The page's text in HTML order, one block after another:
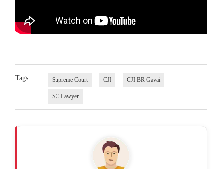
Tags Supreme Court CJI CJI BR Gavai
SC Lawyer